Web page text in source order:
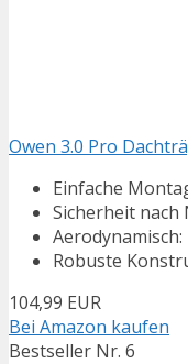
Owen 3.0 Pro
Einfache
Sicherheit
Robuste
104,99 EUR
Bei Amazon kaufen
Bestseller Nr. 6